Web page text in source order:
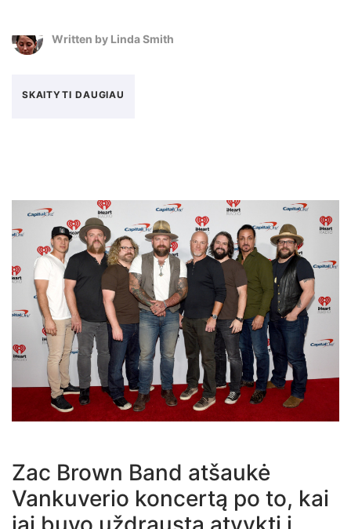
Written by Linda Smith
SKAITYTI DAUGIAU
Zac Brown Band atšaukė
Vankuverio koncertą po to, kai